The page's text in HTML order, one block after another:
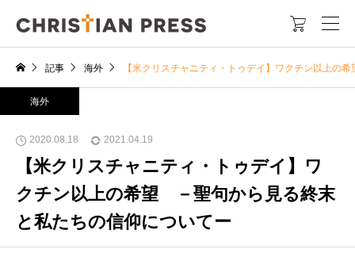

記事 海外 【米クリスチャニティ・トゥデイ】ワクチン以上の
海外
2020.08.18 2021.04.19
【米クリスチャニティ・トゥデイ】ワ
クチン以上の希望 －聖句から見る終末
と私たちの信仰についてー